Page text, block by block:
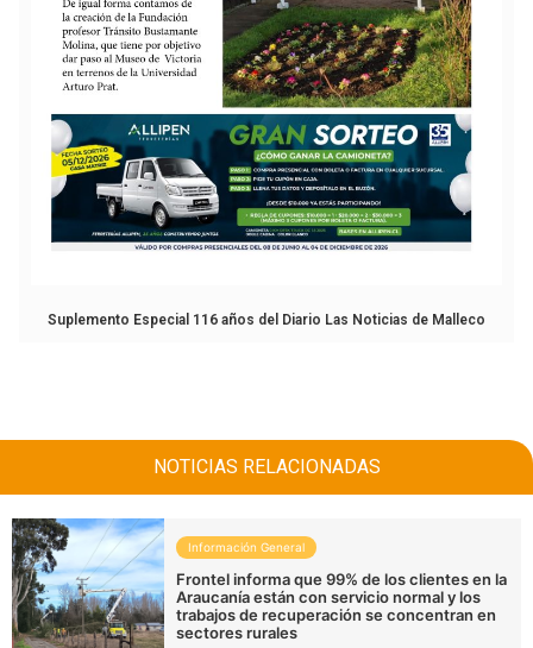
Suplemento Especial 116 años del Diario Las Noticias de Malleco
NOTICIAS RELACIONADAS
Información General
Frontel informa que 99% de los clientes en la
Araucanía están con servicio normal y los
trabajos de recuperación se concentran en
sectores rurales